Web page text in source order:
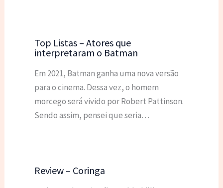
Top Listas – Atores que
interpretaram o Batman
Em 2021, Batman ganha uma nova versão
para o cinema. Dessa vez, o homem
morcego será vivido por Robert Pattinson.
Sendo assim, pensei que seria…
Review – Coringa